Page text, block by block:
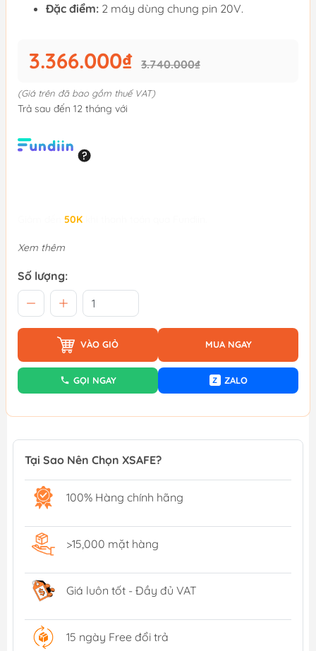
Đặc điểm: 2 máy dùng chung pin 20V.
3.366.000₫ 3.740.000₫
(Giá trên đã bao gồm thuế VAT)
Trả sau đến 12 tháng với
50K
Xem thêm
Số lượng:
VÀO GIỎ MUA NGAY
GỌI NGAY Z ZALO
Tại Sao Nên Chọn XSAFE?
100% Hàng chính hãng
>15,000 mặt hàng
Giá luôn tốt - Đầy đủ VAT
15 ngày Free đổi trả